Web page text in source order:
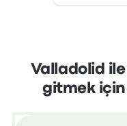
Valladolid
gitmek için